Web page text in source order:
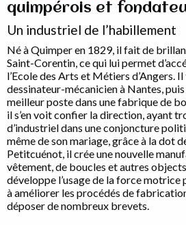
quimpérois et
Un industriel de l’habillement
Né à Quimper en 1829, il fait de
Saint-Corentin, ce qui lui permet
l’Ecole des Arts et Métiers d’Angers.
dessinateur-mécanicien à Nantes,
meilleur poste dans une fabrique de
il s’en voit confier la direction, ayant
d’industriel dans une conjoncture
même de son mariage, grâce à la dot
Petitcuénot, il crée une nouvelle
vêtement, de boucles et autres
développe l’usage de la force motrice
à améliorer les procédés de
déposer de nombreux brevets.